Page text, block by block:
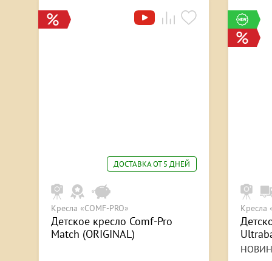
ДОСТАВКА ОТ 5 ДНЕЙ
Кресла «COMF-PRO»
Детское кресло Comf-Pro
Match (ORIGINAL)
Кресла